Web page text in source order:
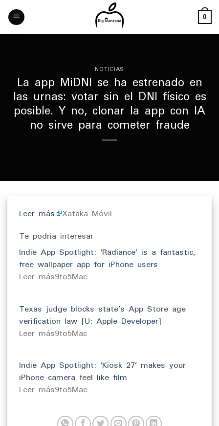
Skip
content
0
NOTICIAS
La app MiDNI se ha estrenado en
las urnas: votar sin el DNI físico es
posible. Y no, clonar la app con IA
no sirve para cometer fraude
Leer más Xataka Móvil
Te podría interesar
Indie App Spotlight: ‘Radiance’ is a fantastic,
free wallpaper app for iPhone users
​Leer más9to5Mac
Texas judge blocks state’s App Store age
verification law [U: Apple Developer]
​Leer más9to5Mac
Indie App Spotlight: ‘Kiosk 27’ makes your
iPhone camera feel like film
​Leer más9to5Mac